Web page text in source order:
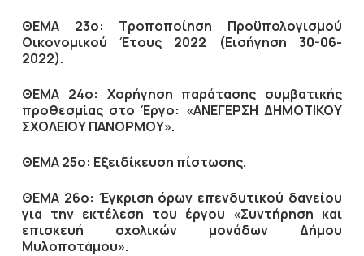
ΘΕΜΑ 23ο: Τροποποίηση Προϋπολογισμού
Οικονομικού Έτους 2022 (Εισήγηση 30-06-
2022).
ΘΕΜΑ 24ο: Xορήγηση παράτασης συμβατικής
προθεσμίας στο Έργο: «ΑΝΕΓΕΡΣΗ ΔΗΜΟΤΙΚΟΥ
ΣΧΟΛΕΙΟΥ ΠΑΝΟΡΜΟΥ».
ΘΕΜΑ 25ο: Εξειδίκευση πίστωσης.
ΘΕΜΑ 26ο: Έγκριση όρων επενδυτικού δανείου
για την εκτέλεση του έργου «Συντήρηση και
επισκευή σχολικών μονάδων Δήμου
Μυλοποτάμου».